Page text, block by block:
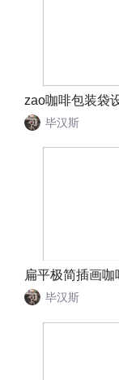
zao咖啡包装袋
毕汉斯
毕汉斯